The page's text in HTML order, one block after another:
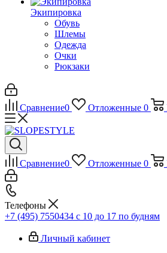
Экипировка
Обувь
Шлемы
Одежда
Очки
Рюкзаки
Сравнение0 Отложенные 0
Сравнение0 Отложенные 0
Телефоны
+7 (495) 7550434 с 10 до 17 по будням
Личный кабинет